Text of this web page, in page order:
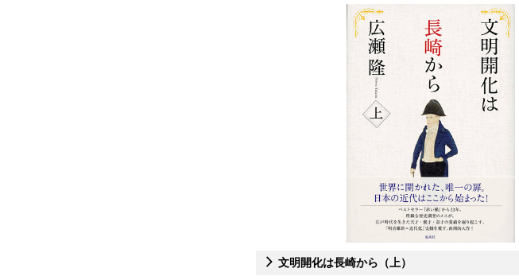
文明開化は長崎から（上）